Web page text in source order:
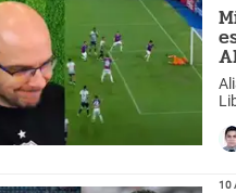
10